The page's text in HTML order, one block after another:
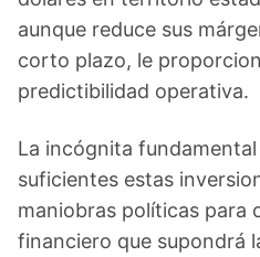
aunque reduce sus
corto plazo, le
predictibilidad operativa.
La incógnita fundamental
suficientes estas
maniobras políticas para
financiero que supondrá